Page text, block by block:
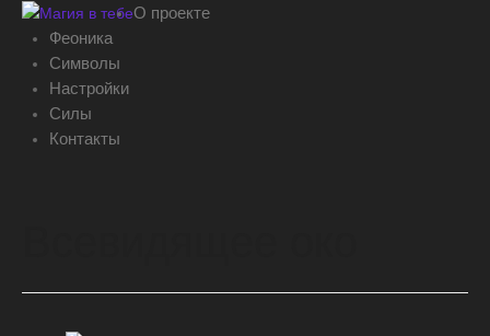
О проекте
Феоника
Символы
Настройки
Силы
Контакты